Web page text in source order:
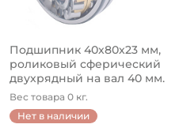
Подшипник 40х80х23 мм,
роликовый сферический
двухрядный на вал 40 мм.
А...
Вес товара 0 кг.
Нет в наличии